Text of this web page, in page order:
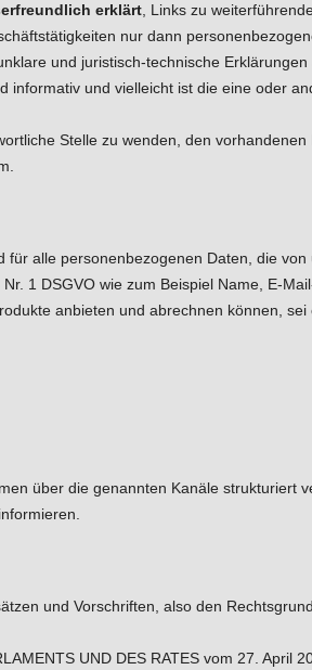
erklärt , Links zu
nur dann
und juristisch-technische
und vielleicht ist die eine oder
Stelle zu wenden, den
alle personenbezogenen Daten, die
1 DSGVO wie zum Beispiel Name, E-
anbieten und abrechnen können,
über die genannten Kanäle strukturiert
und Vorschriften, also den
UND DES RATES vom 27. April